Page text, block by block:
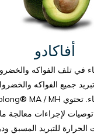
أفاكادو
في تلف الفواكه
جميع الفواكه
لإجراءات معالجة
للتبريد المسبق